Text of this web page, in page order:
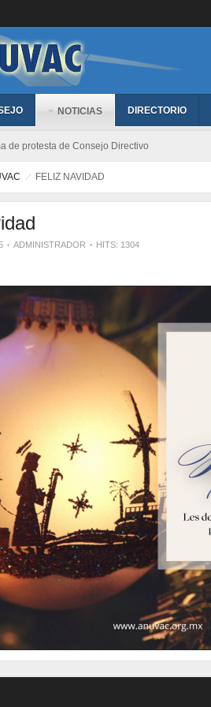
NOTICIAS DIRECTORIO
de protesta de Consejo Directivo
FELIZ NAVIDAD
ADMINISTRADOR HITS: 1304